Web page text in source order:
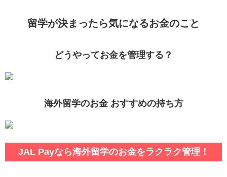
留学が決まったら気になるお金のこと
どうやってお金を管理する？
海外留学のお金 おすすめの持ち方
JAL Payなら海外留学のお金をラクラク管理！